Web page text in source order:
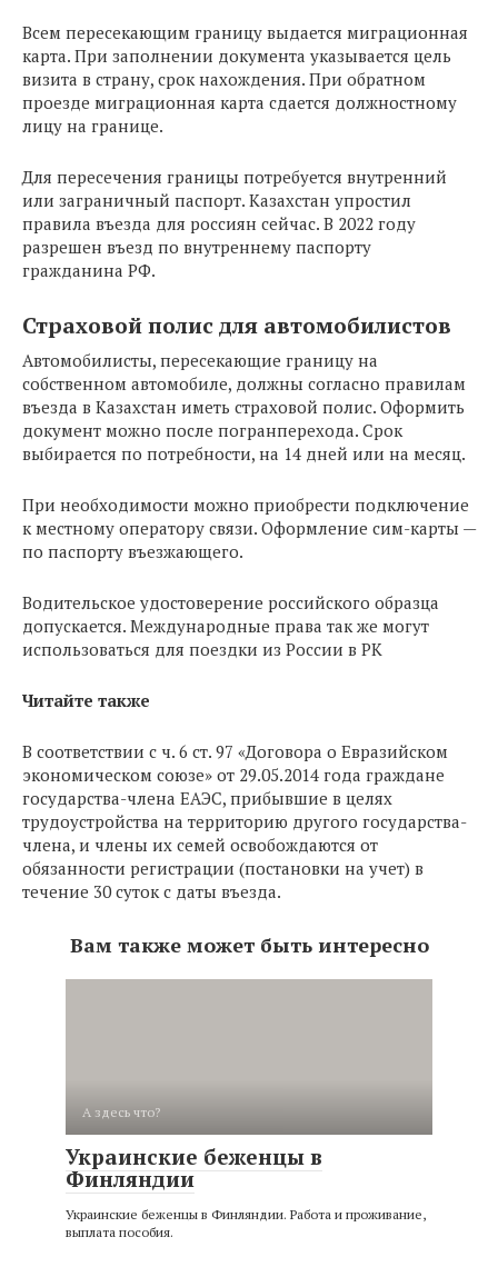
Всем пересекающим границу выдается миграционная
карта. При заполнении документа указывается цель
визита в страну, срок нахождения. При обратном
проезде миграционная карта сдается должностному
лицу на границе.
Для пересечения границы потребуется внутренний
или заграничный паспорт. Казахстан упростил
правила въезда для россиян сейчас. В 2022 году
разрешен въезд по внутреннему паспорту
гражданина РФ.
Страховой полис для автомобилистов
Автомобилисты, пересекающие границу на
собственном автомобиле, должны согласно правилам
въезда в Казахстан иметь страховой полис. Оформить
документ можно после погранперехода. Срок
выбирается по потребности, на 14 дней или на месяц.
При необходимости можно приобрести подключение
к местному оператору связи. Оформление сим-карты —
по паспорту въезжающего.
Водительское удостоверение российского образца
допускается. Международные права так же могут
использоваться для поездки из России в РК
Читайте также
В соответствии с ч. 6 ст. 97 «Договора о Евразийском
экономическом союзе» от 29.05.2014 года граждане
государства-члена ЕАЭС, прибывшие в целях
трудоустройства на территорию другого государства-
члена, и члены их семей освобождаются от
обязанности регистрации (постановки на учет) в
течение 30 суток с даты въезда.
Вам также может быть интересно
А здесь что?
Украинские беженцы в
Финляндии
Украинские беженцы в Финляндии. Работа и проживание,
выплата пособия.